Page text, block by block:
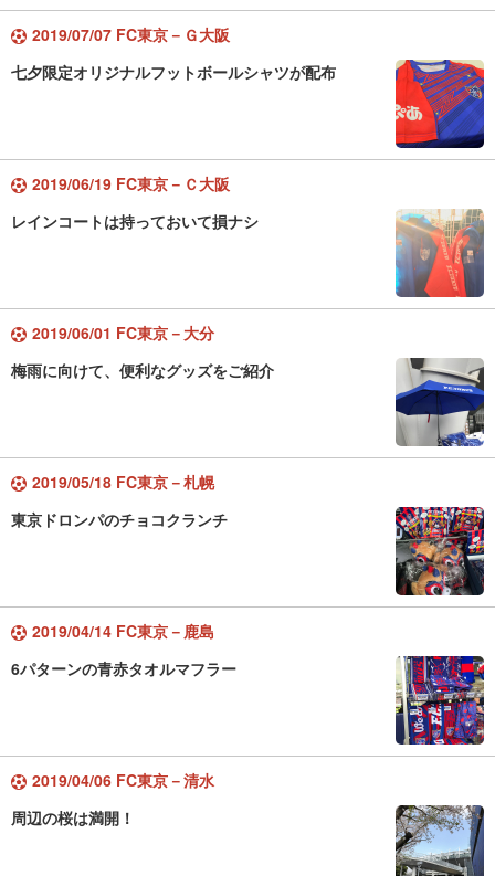
2019/07/07 FC東京－Ｇ大阪
七夕限定オリジナルフットボールシャツが配布
2019/06/19 FC東京－Ｃ大阪
レインコートは持っておいて損ナシ
2019/06/01 FC東京－大分
梅雨に向けて、便利なグッズをご紹介
2019/05/18 FC東京－札幌
東京ドロンパのチョコクランチ
2019/04/14 FC東京－鹿島
6パターンの青赤タオルマフラー
2019/04/06 FC東京－清水
周辺の桜は満開！